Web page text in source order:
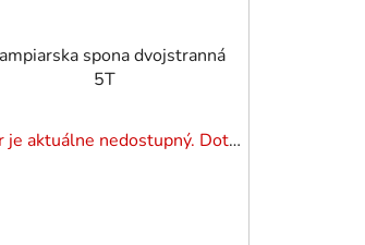
spona dvojstranná
5T
Tovar je aktuálne nedostupný. Dotazuj dostupnosť.